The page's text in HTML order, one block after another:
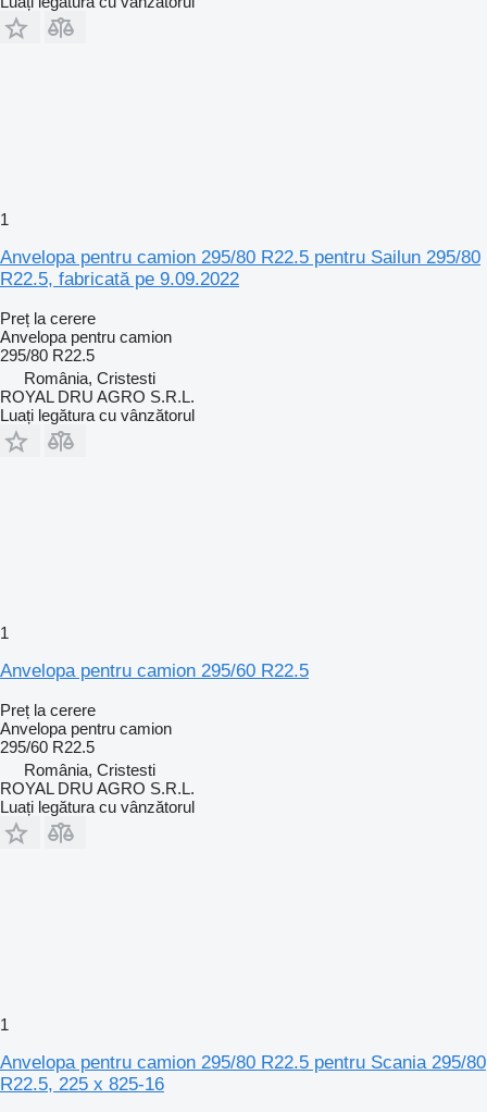
1
Anvelopa pentru camion 295/80 R22.5 pentru Sailun 295/80
R22.5, fabricată pe 9.09.2022
Preț la cerere
Anvelopa pentru camion
295/80 R22.5
România, Cristesti
ROYAL DRU AGRO S.R.L.
Luați legătura cu vânzătorul
1
Anvelopa pentru camion 295/60 R22.5
Preț la cerere
Anvelopa pentru camion
295/60 R22.5
România, Cristesti
ROYAL DRU AGRO S.R.L.
Luați legătura cu vânzătorul
1
Anvelopa pentru camion 295/80 R22.5 pentru Scania 295/80
R22.5, 225 x 825-16